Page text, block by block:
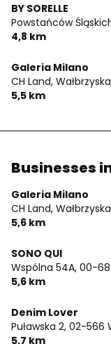
BY SORELLE
Powstańców
4,8 km
Galeria Milano
CH Land, Wałbrzyska
5,5 km
Businesses
Galeria Milano
CH Land, Wałbrzyska
5,6 km
SONO QUI
Wspólna 54A, 00-
5,6 km
Denim Lover
Puławska 2, 02-566
5,7 km